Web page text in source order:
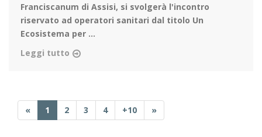
Franciscanum di Assisi, si svolgerà l'incontro
riservato ad operatori sanitari dal titolo Un
Ecosistema per ...
Leggi tutto
« 1 2 3 4 +10 »